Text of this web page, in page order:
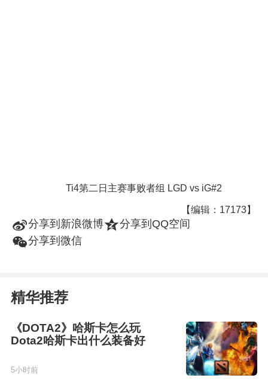
Ti4第二日主赛事败者组 LGD vs iG#2
【编辑：17173】
t分享到新浪微博z分享到QQ空间
w分享到微信
精华推荐
《DOTA2》哈斯卡怎么玩
Dota2哈斯卡出什么装备好
5小时前